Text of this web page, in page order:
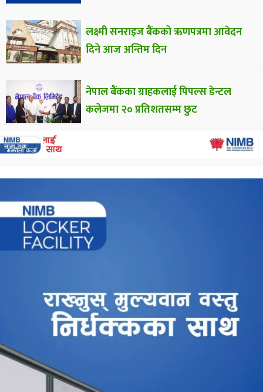
लक्ष्मी सनराइज बैंकको ऋणपत्रमा आवेदन
दिने आज अन्तिम दिन
नेपाल बैंकका ग्राहकलाई पिपल्स डेन्टल
कलेजमा २० प्रतिशतसम्म छुट